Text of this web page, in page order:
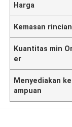
Harga
Kemasan rincian
Kuantitas min
er
Menyediakan
ampuan